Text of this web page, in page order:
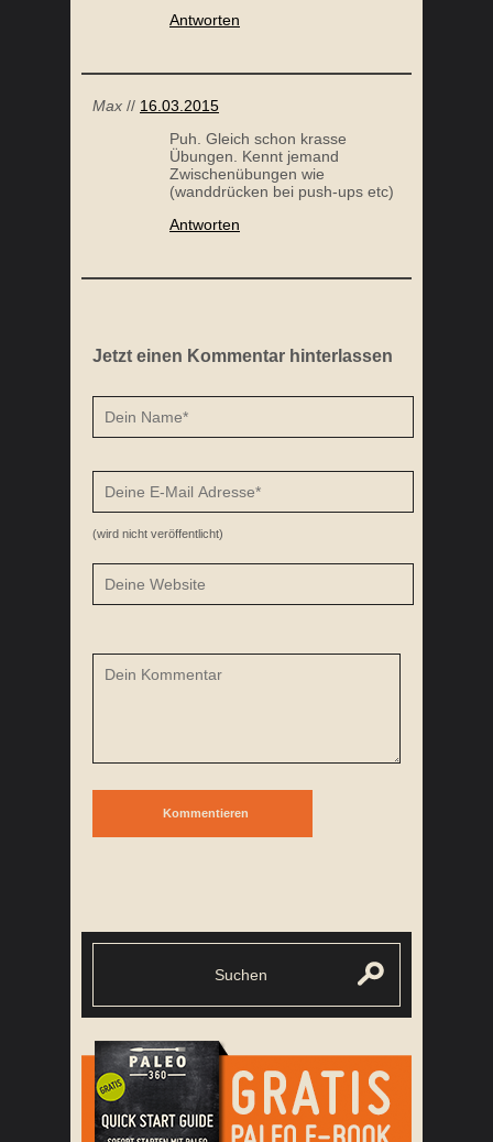
Antworten
Max // 16.03.2015
Puh. Gleich schon krasse
Übungen. Kennt jemand
Zwischenübungen wie
(wanddrücken bei push-ups etc)
Antworten
Jetzt einen Kommentar hinterlassen
(wird nicht veröffentlicht)